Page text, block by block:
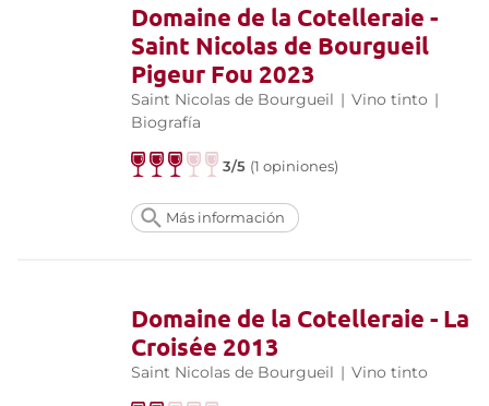
Domaine de la Cotelleraie -
Saint Nicolas de Bourgueil
Pigeur Fou 2023
Saint Nicolas de Bourgueil | Vino tinto |
Biografía
3/5 (1 opiniones)
Más información
Domaine de la Cotelleraie - La
Croisée 2013
Saint Nicolas de Bourgueil | Vino tinto